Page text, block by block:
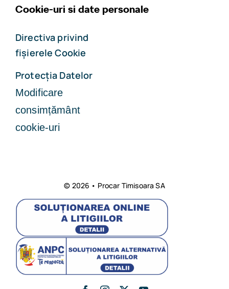
Cookie-uri si date personale
Directiva privind
fișierele Cookie
Protecția Datelor
Modificare
consimțământ
cookie-uri
© 2026 • Procar Timisoara SA